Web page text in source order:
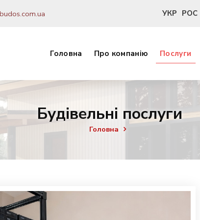
Головна Про компанію Послуги
УКР РОС
Будівельні послуги
Головна